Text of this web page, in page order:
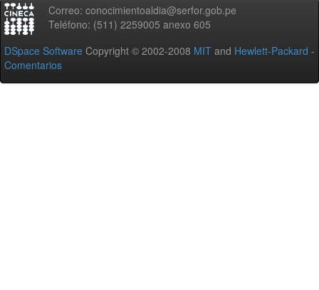
Correo: conocimientoaldia@serfor.gob.pe
Teléfono: (511) 2259005 anexo 605
DSpace Software Copyright © 2002-2008 MIT and Hewlett-Packard -
Comentarios